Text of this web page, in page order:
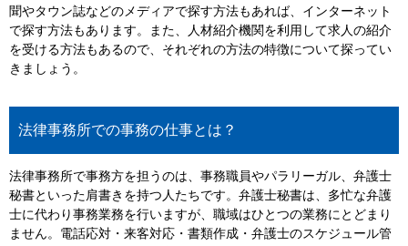
聞やタウン誌などのメディアで探す方法もあれば、インターネット
で探す方法もあります。また、人材紹介機関を利用して求人の紹介
を受ける方法もあるので、それぞれの方法の特徴について探ってい
きましょう。
法律事務所での事務の仕事とは？
法律事務所で事務方を担うのは、事務職員やパラリーガル、弁護士
秘書といった肩書きを持つ人たちです。弁護士秘書は、多忙な弁護
士に代わり事務業務を行いますが、職域はひとつの業務にとどまり
ません。電話応対・来客対応・書類作成・弁護士のスケジュール管